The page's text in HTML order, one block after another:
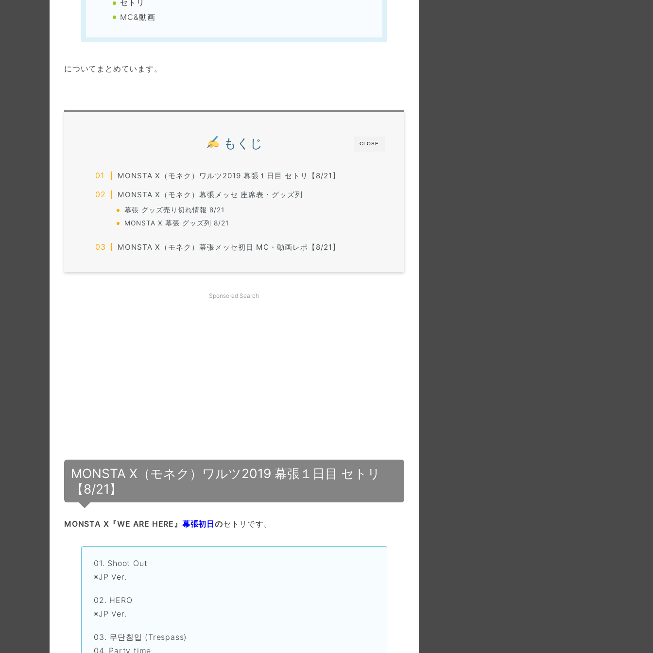
セトリ
MC&動画
についてまとめています。
CLOSE
もくじ
MONSTA X（モネク）ワルツ2019 幕張１日目 セトリ【8/21】
MONSTA X（モネク）幕張メッセ 座席表・グッズ列
幕張 グッズ売り切れ情報 8/21
MONSTA X 幕張 グッズ列 8/21
MONSTA X（モネク）幕張メッセ初日 MC・動画レポ【8/21】
Sponsored Search
MONSTA X（モネク）ワルツ2019 幕張１日目 セトリ
【8/21】
MONSTA X『WE ARE HERE』 幕張初日のセトリです。
01. Shoot Out
※JP Ver.
02. HERO
※JP Ver.
03. 무단침입 (Trespass)
04. Party time